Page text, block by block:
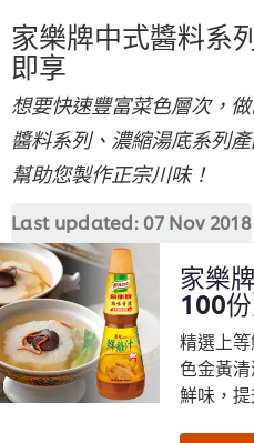
家樂牌中式醬料系
即享
想要快速豐富菜色層次，
醬料系列、濃縮湯底系列
幫助您製作正宗川味！
Last updated:07 Nov 2018
家樂
100份
精選上
色金黃
鮮味，提